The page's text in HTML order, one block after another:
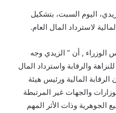
اليوم السبت، بتشكيل
لاسترداد المال العام.
الوزراء , أن ” الزيدي وجه
والرقابة واسترداد المال
المالية ورئيس هيئة
والجهات غير المرتبطة
الجوهرية وذات الأثر المهم